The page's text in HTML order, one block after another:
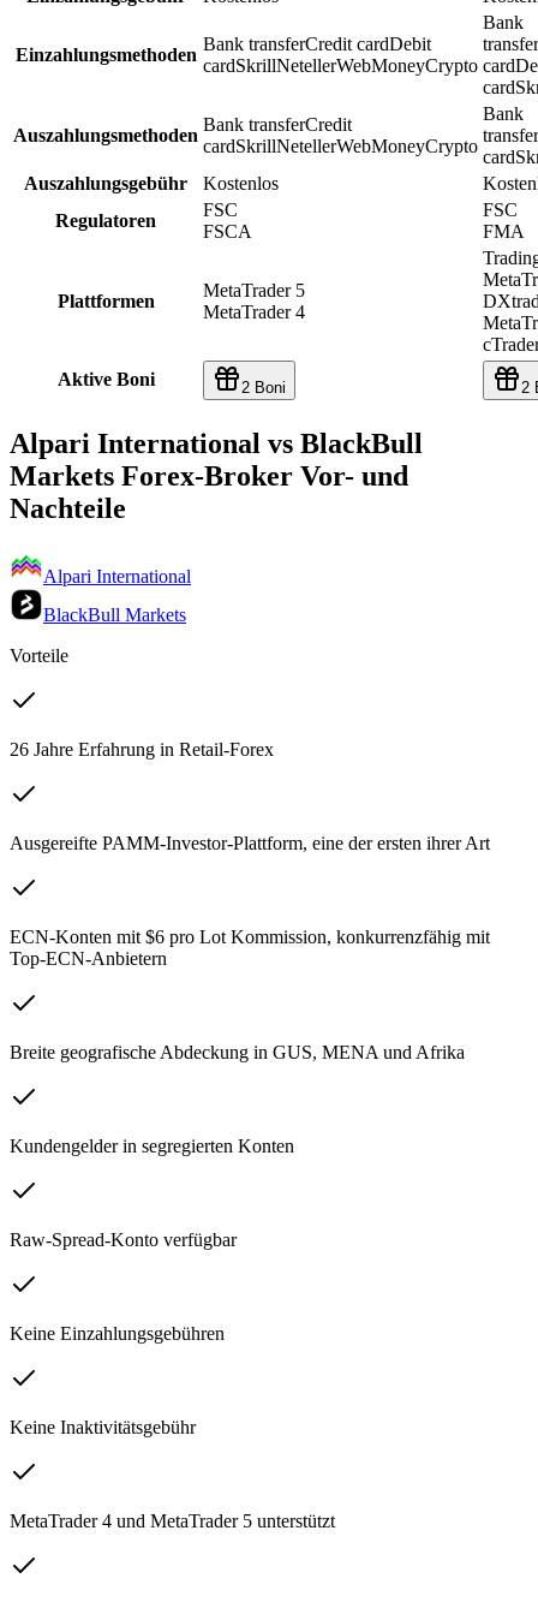
Einzahlungsmethoden
Bank transferCredit cardDebit
cardSkrillNetellerWebMoneyCrypto
Bank
transfer
card
card
Auszahlungsmethoden
Bank transferCredit
cardSkrillNetellerWebMoneyCrypto
Bank
transfer
card
Auszahlungsgebühr
Kostenlos
Regulatoren
FSC
FSCA
FSC
FMA
Plattformen
MetaTrader 5
MetaTrader 4
Aktive Boni
2 Boni 2
Alpari International vs BlackBull
Markets Forex-Broker Vor- und
Nachteile
Alpari International
BlackBull Markets
Vorteile
26 Jahre Erfahrung in Retail-Forex
Ausgereifte PAMM-Investor-Plattform, eine der ersten ihrer Art
ECN-Konten mit $6 pro Lot Kommission, konkurrenzfähig mit
Top-ECN-Anbietern
Breite geografische Abdeckung in GUS, MENA und Afrika
Kundengelder in segregierten Konten
Raw-Spread-Konto verfügbar
Keine Einzahlungsgebühren
Keine Inaktivitätsgebühr
MetaTrader 4 und MetaTrader 5 unterstützt